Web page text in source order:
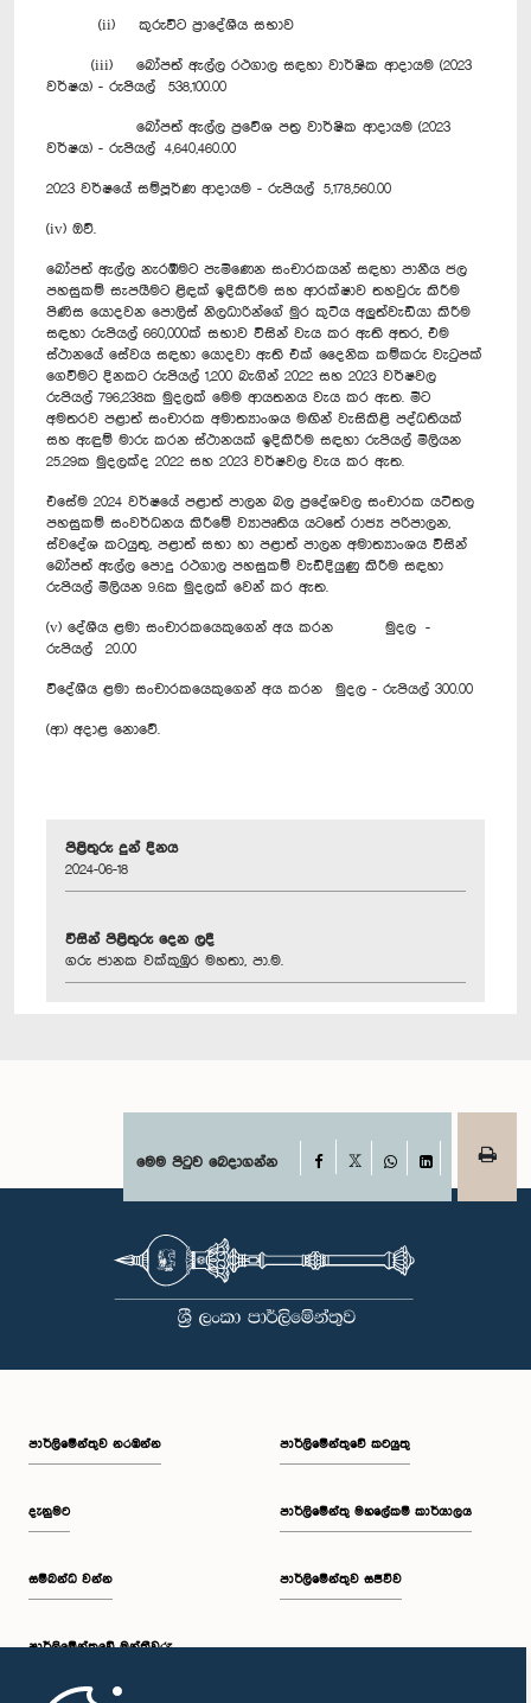
(ii) කුරුවිට ප්‍රාදේශීය සභාව
(iii) බෝපත් ඇල්ල රථගාල සඳහා වාර්ෂික ආදායම (2023
වර්ෂය) - රුපියල් 538,100.00
බෝපත් ඇල්ල ප්‍රවේශ පත්‍ර වාර්ෂික ආදායම (2023
වර්ෂය) - රුපියල් 4,640,460.00
2023 වර්ෂයේ සම්පූර්ණ ආදායම - රුපියල් 5,178,560.00
(iv) ඔව්.
බෝපත් ඇල්ල නැරඹීමට පැමිණෙන සංචාරකයන් සඳහා පානීය ජල
පහසුකම් සැපයීමට ළිඳක් ඉදිකිරීම සහ ආරක්ෂාව තහවුරු කිරීම
පිණිස යොදවන පොලිස් නිලධාරින්ගේ මුර කුටිය අලුත්වැඩියා කිරීම
සඳහා රුපියල් 660,000ක් සභාව විසින් වැය කර ඇති අතර, එම
ස්ථානයේ සේවය සඳහා යොදවා ඇති එක් දෛනික කම්කරු වැටුපක්
ගෙවීමට දිනකට රුපියල් 1,200 බැගින් 2022 සහ 2023 වර්ෂවල
රුපියල් 796,238ක මුදලක් මෙම ආයතනය වැය කර ඇත. මීට
අමතරව පළාත් සංචාරක අමාත්‍යාංශය මඟින් වැසිකිළි පද්ධතියක්
සහ ඇඳුම් මාරු කරන ස්ථානයක් ඉදිකිරීම සඳහා රුපියල් මිලියන
25.29ක මුදලක්ද 2022 සහ 2023 වර්ෂවල වැය කර ඇත.
එසේම 2024 වර්ෂයේ පළාත් පාලන බල ප්‍රදේශවල සංචාරක යටිතල
පහසුකම් සංවර්ධනය කිරීමේ ව්‍යාපෘතිය යටතේ රාජ්‍ය පරිපාලන,
ස්වදේශ කටයුතු, පළාත් සභා හා පළාත් පාලන අමාත්‍යාංශය විසින්
බෝපත් ඇල්ල පොදු රථගාල පහසුකම් වැඩිදියුණු කිරීම සඳහා
රුපියල් මිලියන 9.6ක මුදලක් වෙන් කර ඇත.
(v) දේශීය ළමා සංචාරකයෙකුගෙන් අය කරන මුදල -
රුපියල් 20.00
විදේශීය ළමා සංචාරකයෙකුගෙන් අය කරන මුදල - රුපියල් 300.00
(ආ) අදාළ නොවේ.
පිළිතුරු දුන් දිනය
2024-06-18
විසින් පිළිතුරු දෙන ලදී
ගරු ජානක වක්කුඹුර මහතා, පා.ම.
මෙම පිටුව බෙදාගන්න Facebook
WhatsAppLinkedIn
පාර්ලි‌මේන්තුව නරඹන්න
දැනුමට
සම්බන්ධ වන්න
පාර්ලි‌මේන්තුවේ මන්ත්‍රීවරු
පාර්ලිමේන්තුවේ කටයුතු
පාර්ලිමේන්තු මහලේකම් කාර්යාලය
පාර්ලිමේන්තුව සජීවීව